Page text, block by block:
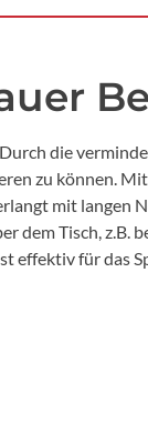
die
zu können.
mit langen
Tisch, z.B.
für das